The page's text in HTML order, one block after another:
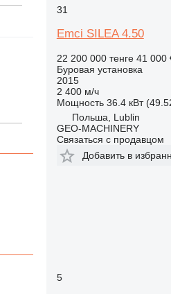
31
Emci SILEA 4.50
22 200 000 тенге 41 000
Буровая установка
2015
2 400 м/ч
Мощность 36.4 кВт
Польша, Lublin
GEO-MACHINERY
Связаться с продавцом
Добавить в
5